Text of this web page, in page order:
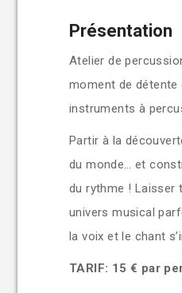
Présentation
Atelier de
moment de détente
instruments à
Partir à la
du monde… et
du rythme ! Laisser
univers musical
la voix et le chant
TARIF: 15 € par